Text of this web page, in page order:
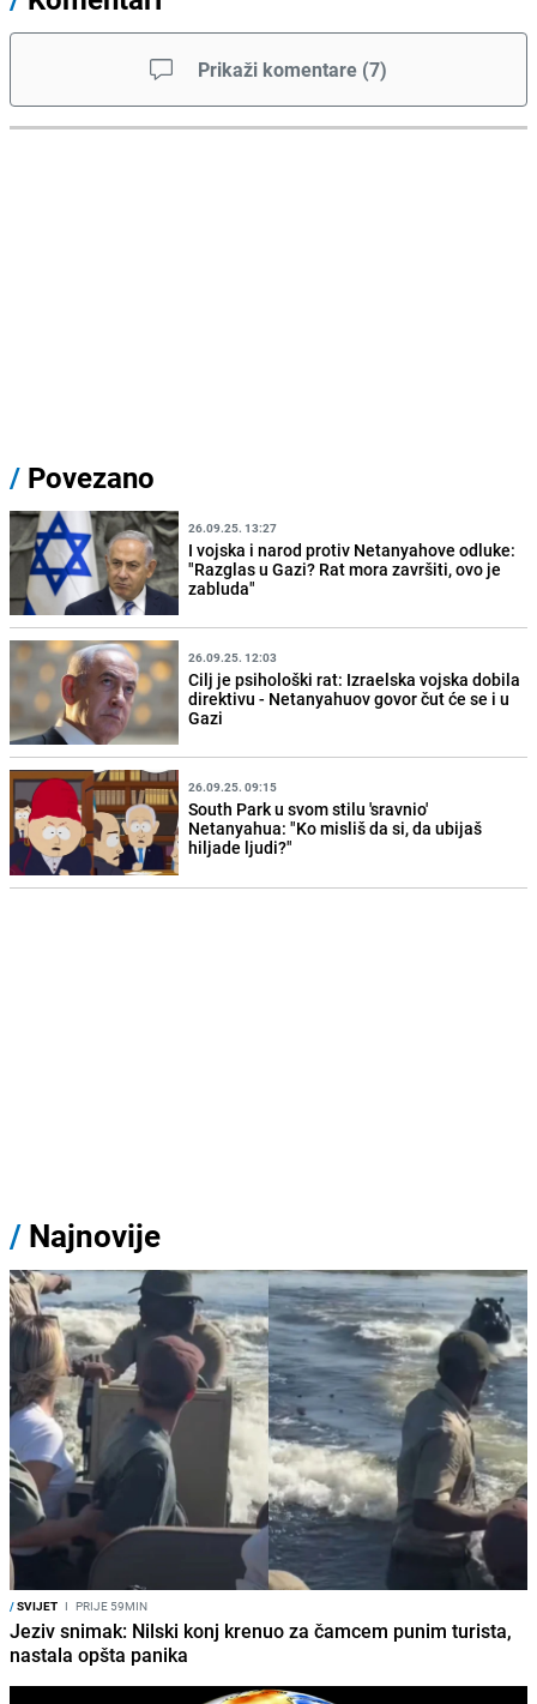
Prikaži komentare (7)
/ Povezano
26.09.25. 13:27
I vojska i narod protiv Netanyahove odluke:
"Razglas u Gazi? Rat mora završiti, ovo je
zabluda"
26.09.25. 12:03
Cilj je psihološki rat: Izraelska vojska dobila
direktivu - Netanyahuov govor čut će se i u
Gazi
26.09.25. 09:15
South Park u svom stilu 'sravnio'
Netanyahua: "Ko misliš da si, da ubijaš
hiljade ljudi?"
/ Najnovije
/SVIJET I PRIJE 59MIN
Jeziv snimak: Nilski konj krenuo za čamcem punim turista,
nastala opšta panika